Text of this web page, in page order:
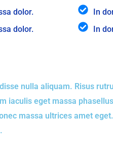
dolor.
dolor.
In
In
nulla aliquam. Risus
iaculis eget massa
massa ultrices amet